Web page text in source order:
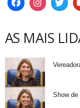
AS MAIS
Show de